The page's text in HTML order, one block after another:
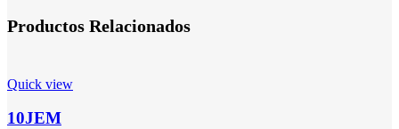
Productos Relacionados
Quick view
10JEM